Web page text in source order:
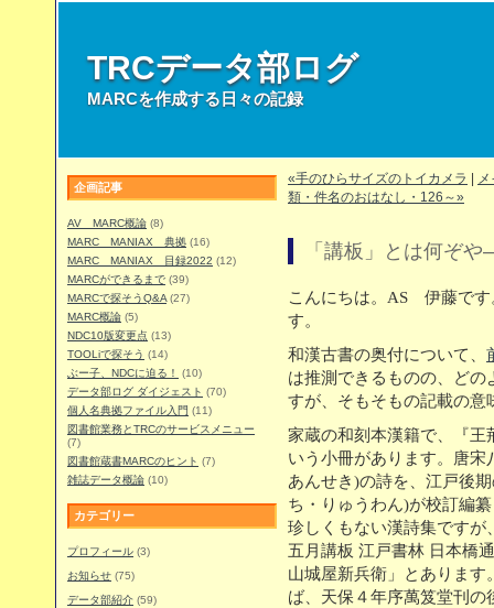
TRCデータ部ログ
MARCを作成する日々の記録
企画記事
AV MARC概論 (8)
MARC MANIAX 典拠 (16)
MARC MANIAX 目録2022 (12)
MARCができるまで (39)
MARCで探そうQ&A (27)
MARC概論 (5)
NDC10版変更点 (13)
TOOLiで探そう (14)
ぶー子、NDCに迫る！
(10)
データ部ログ ダイジェスト (70)
個人名典拠ファイル入門 (11)
図書館業務とTRCのサービスメニュー
(7)
図書館蔵書MARCのヒント (7)
雑誌データ概論 (10)
カテゴリー
プロフィール (3)
お知らせ (75)
データ部紹介 (59)
«手のひらサイズのトイカメラ
類・件名のおはなし・126～»
「講板」とは何ぞ
こんにちは。AS 伊藤です
す。
和漢古書の奥付について、
は推測できるものの、ど
すが、そもそもの記載の意
家蔵の和刻本漢籍で、『王
いう小冊があります。唐
あんせき)の詩を、江戸後
ち・りゅうわん)が校訂編
珍しくもない漢詩集ですが
五月講板 江戸書林 日本橋
山城屋新兵衛」とありま
ば、天保４年序萬笈堂刊